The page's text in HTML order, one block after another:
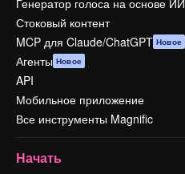
Генератор голоса на основе ИИ
Стоковый контент
MCP для Claude/ChatGPT Новое
Агенты Новое
API
Мобильное приложение
Все инструменты Magnific
Начать